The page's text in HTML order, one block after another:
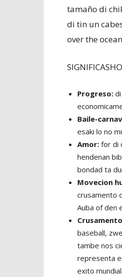
tamaño di
di tin un
over the
Progreso:
Baile-
esaki lo no
Amor: for di
hendenan
bondad ta
Movecion
crusamento
Auba of den
baseball,
tambe nos
representa
exito mundial.